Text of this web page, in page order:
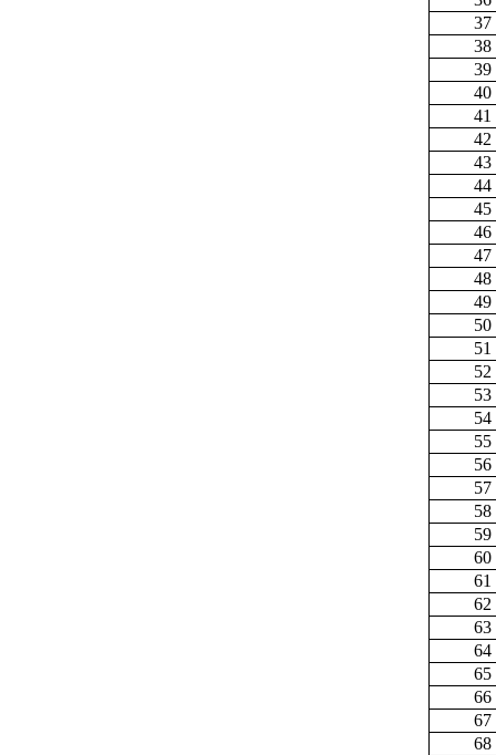
37
38
39
40
41
42
43
44
45
46
47
48
49
50
51
52
53
54
55
56
57
58
59
60
61
62
63
64
65
66
67
68